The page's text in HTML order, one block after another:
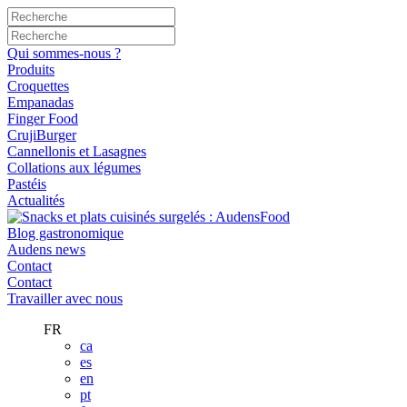
Qui sommes-nous ?
Produits
Croquettes
Empanadas
Finger Food
CrujiBurger
Cannellonis et Lasagnes
Collations aux légumes
Pastéis
Actualités
Blog gastronomique
Audens news
Contact
Contact
Travailler avec nous
FR
ca
es
en
pt